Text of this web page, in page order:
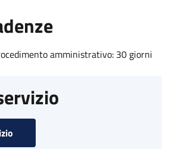
amministrativo: 30 giorni